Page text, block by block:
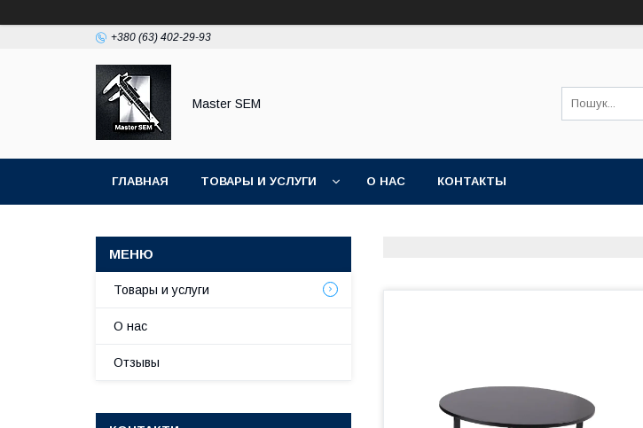
+380 (63) 402-29-93
Master SEM
ГЛАВНАЯ ТОВАРЫ И УСЛУГИ О НАС КОНТАКТЫ
Товары и услуги
О нас
Отзывы